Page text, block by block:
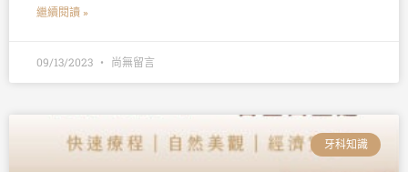
繼續閱讀 »
09/13/2023 尚無留言
牙科知識